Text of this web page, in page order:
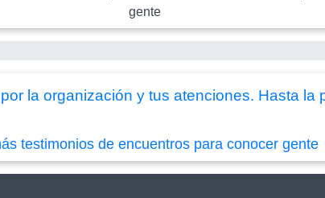
gente
la organización y tus atenciones. Hasta la
testimonios de encuentros para conocer gente